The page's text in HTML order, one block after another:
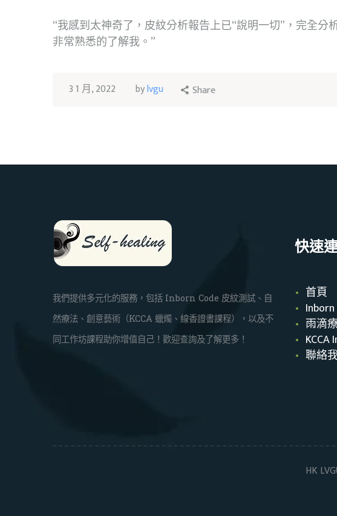
“我感到太神奇了，皮紋分析報告上已“說明一切”，完全
非常熟悉的了解我。”
3 1 月, 2022 bylvgu Share
我們提供多元化的服務，包括 Inborn Code 皮紋測試、自
然療法、創意藝術（KCCA 蠟燭、線香證書課程），以及不
同工作坊課程助你增值自己！歡迎查詢及了解更多！
快速
首頁
雨滴
KCCA
聯絡
HK